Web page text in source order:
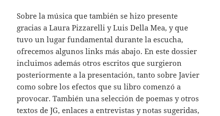
Sobre la música que también se hizo presente
gracias a Laura Pizzarelli y Luis Della Mea, y que
tuvo un lugar fundamental durante la escucha,
ofrecemos algunos links más abajo. En este dossier
incluimos además otros escritos que surgieron
posteriormente a la presentación, tanto sobre Javier
como sobre los efectos que su libro comenzó a
provocar. También una selección de poemas y otros
textos de JG, enlaces a entrevistas y notas sugeridas,